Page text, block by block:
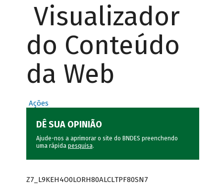
Visualizador
do Conteúdo
da Web
Ações
DÊ SUA OPINIÃO
Ajude-nos a aprimorar o site do BNDES preenchendo
uma rápida pesquisa.
Z7_L9KEH4O0LORH80ALCLTPF80SN7